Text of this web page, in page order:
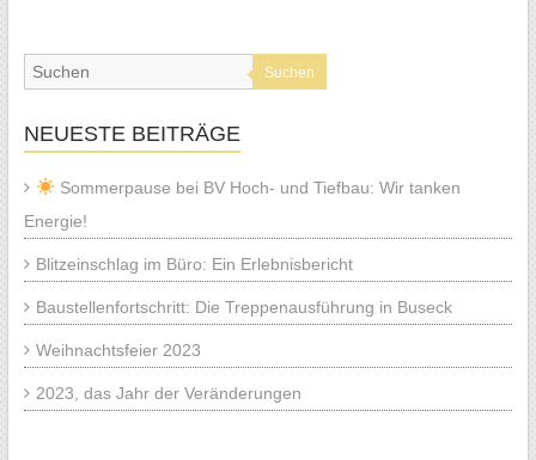
Suchen
NEUESTE BEITRÄGE
Sommerpause bei BV Hoch- und Tiefbau: Wir tanken
Energie!
Blitzeinschlag im Büro: Ein Erlebnisbericht
Baustellenfortschritt: Die Treppenausführung in Buseck
Weihnachtsfeier 2023
2023, das Jahr der Veränderungen